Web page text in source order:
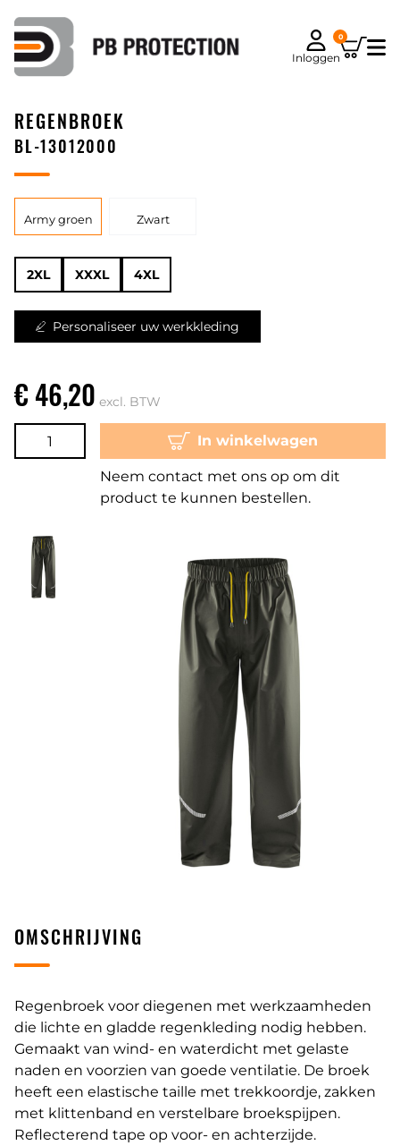
Inloggen
0
REGENBROEK
BL-13012000
Army groen Zwart
2XL XXXL 4XL
Personaliseer uw werkkleding
€ 46,20 excl. BTW
In winkelwagen
Neem contact met ons op om dit
product te kunnen bestellen.
OMSCHRIJVING
Regenbroek voor diegenen met werkzaamheden
die lichte en gladde regenkleding nodig hebben.
Gemaakt van wind- en waterdicht met gelaste
naden en voorzien van goede ventilatie. De broek
heeft een elastische taille met trekkoordje, zakken
met klittenband en verstelbare broekspijpen.
Reflecterend tape op voor- en achterzijde.